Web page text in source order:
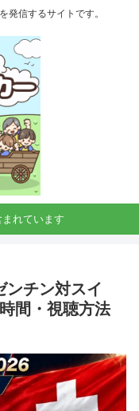
発信するサイトです。
れています
ンチン対スイ
間・視聴方法